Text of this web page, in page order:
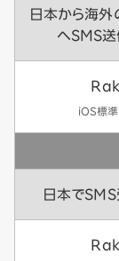
日本から海外
へSMS送
iOS標準
日本でSMS